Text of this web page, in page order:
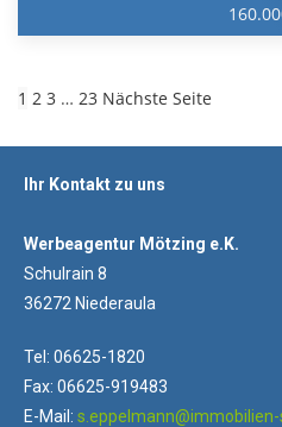
1 2 3 … 23 Nächste Seite
Ihr Kontakt zu uns
Werbeagentur Mötzing e.K.
Schulrain 8
36272 Niederaula
Tel: 06625-1820
Fax: 06625-919483
E-Mail: